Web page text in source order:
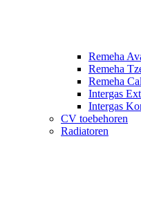
Remeha
Remeha
Remeha
Intergas
Intergas
CV toebehoren
Radiatoren